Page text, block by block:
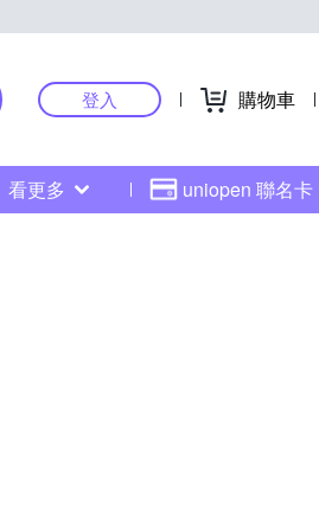
登入 購物車
看更多 uniopen 聯名卡